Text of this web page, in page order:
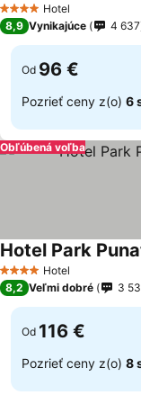
4 Počet hviezdičiek
Hotel
8,9 Vynikajúce 4 637
Od 96 €
Pozrieť ceny z(o) 6
Obľúbená voľba
4 Počet hviezdičiek
Hotel
Hotel Park
8,2 Veľmi dobré 3
Od 116 €
Pozrieť ceny z(o) 8